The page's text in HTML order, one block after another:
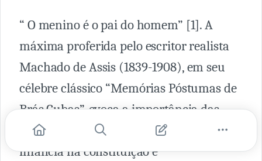
“ O menino é o pai do homem” [1]. A
máxima proferida pelo escritor realista
Machado de Assis (1839-1908), em seu
célebre clássico “Memórias Póstumas de
Brás Cubas”, evoca a importância das
memórias e vivências da primeira
infância na constituição e